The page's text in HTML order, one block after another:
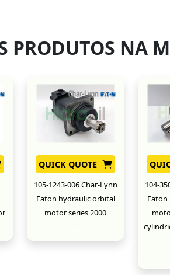
PRODUTOS NA
QUICK QUOTE
105-1243-006 Char-Lynn
Eaton hydraulic orbital
motor series 2000
104-